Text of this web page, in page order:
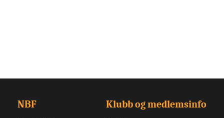
NBF Klubb og medlemsinfo